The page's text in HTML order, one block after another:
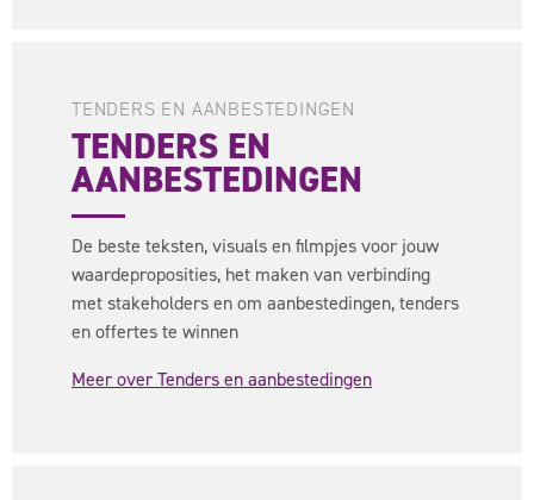
TENDERS EN AANBESTEDINGEN
TENDERS EN
AANBESTEDINGEN
De beste teksten, visuals en filmpjes voor jouw
waardeproposities, het maken van verbinding
met stakeholders en om aanbestedingen, tenders
en offertes te winnen
Meer over Tenders en aanbestedingen